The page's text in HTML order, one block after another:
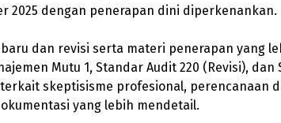
2025 dengan penerapan dini diperkenankan.
dan revisi serta materi penerapan yang
Mutu 1, Standar Audit 220 (Revisi),
skeptisisme profesional, perencanaan
yang lebih mendetail.